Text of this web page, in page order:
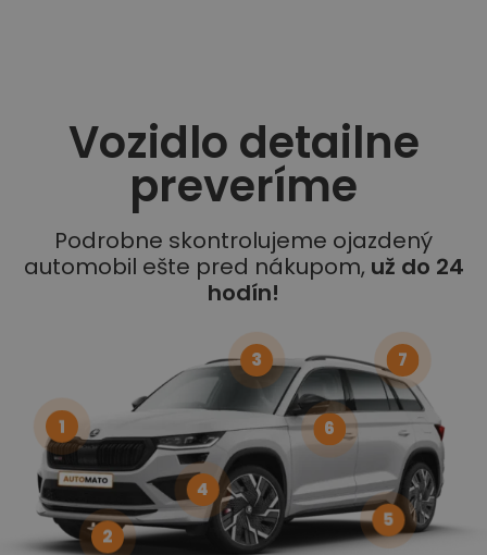
Vozidlo detailne
preveríme
Podrobne skontrolujeme ojazdený
automobil ešte pred nákupom, už do 24
hodín!
1
2
3
4
5
6
7